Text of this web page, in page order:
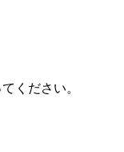
ください。